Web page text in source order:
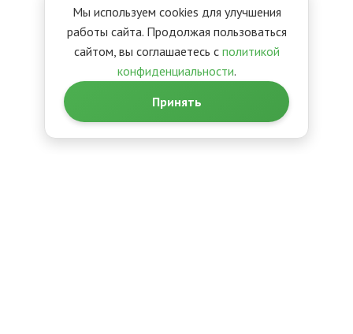
Мы используем cookies для улучшения
работы сайта. Продолжая пользоваться
сайтом, вы соглашаетесь с политикой
конфиденциальности.
Принять